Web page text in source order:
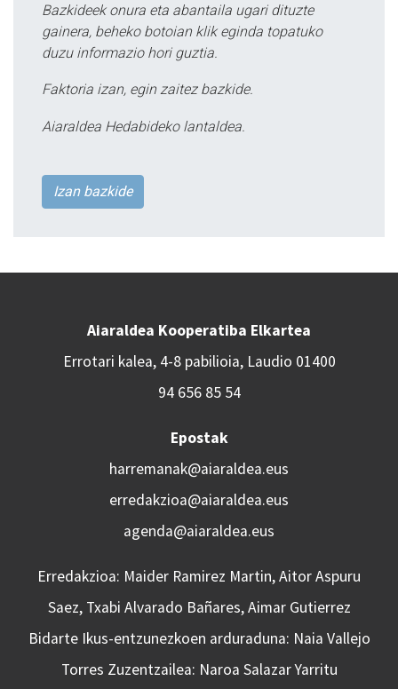
Bazkideek onura eta abantaila ugari dituzte
gainera, beheko botoian klik eginda topatuko
duzu informazio hori guztia.
Faktoria izan, egin zaitez bazkide.
Aiaraldea Hedabideko lantaldea.
Izan bazkide
Aiaraldea Kooperatiba Elkartea
Errotari kalea, 4-8 pabilioia, Laudio 01400
94 656 85 54
Epostak
harremanak@aiaraldea.eus
erredakzioa@aiaraldea.eus
agenda@aiaraldea.eus
Erredakzioa: Maider Ramirez Martin, Aitor Aspuru
Saez, Txabi Alvarado Bañares, Aimar Gutierrez
Bidarte Ikus-entzunezkoen arduraduna: Naia Vallejo
Torres Zuzentzailea: Naroa Salazar Yarritu